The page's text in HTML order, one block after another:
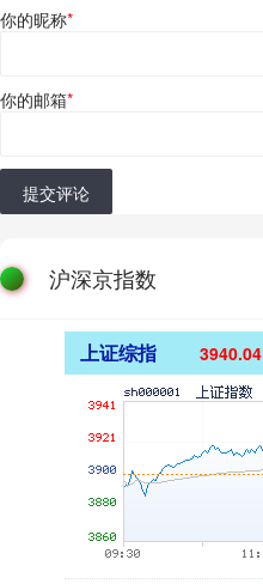
你的昵称*
你的邮箱*
提交评论
沪深京指数
上证综指 3940.04